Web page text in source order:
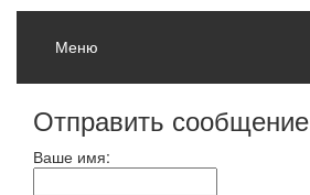
Меню
Отправить сообщение
Ваше имя: